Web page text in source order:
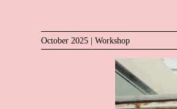
October 2025 |Workshop